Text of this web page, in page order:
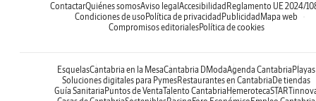
ContactarQuiénes somosAviso legal Accesibilidad Reglamento UE 2024/
Condiciones de uso Política de privacidad Publicidad Mapa web
Compromisos editorialesPolítica de cookies
EsquelasCantabria en la MesaCantabria DModaAgenda Cantabria Playas
Soluciones digitales para PymesRestaurantes en Cantabria De tiendas
Guía Sanitaria Puntos de VentaTalento Cantabria Hemeroteca